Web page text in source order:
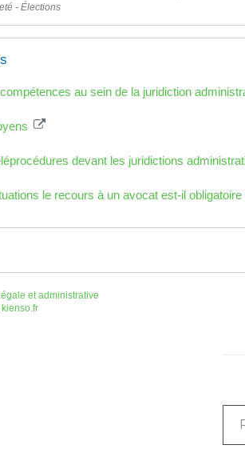
- Élections
au sein de la juridiction
devant les juridictions
le recours à un avocat est-il obligatoire
et administrative
kienso.fr
SUR
SITE